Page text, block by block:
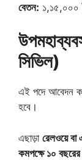
বেতন: ১,১৫,০০০
সিভিল)
এই পদে আবেদন
হবে।
এছাড়া রেলওয়ে বা
কমপক্ষে ১০ বছরের